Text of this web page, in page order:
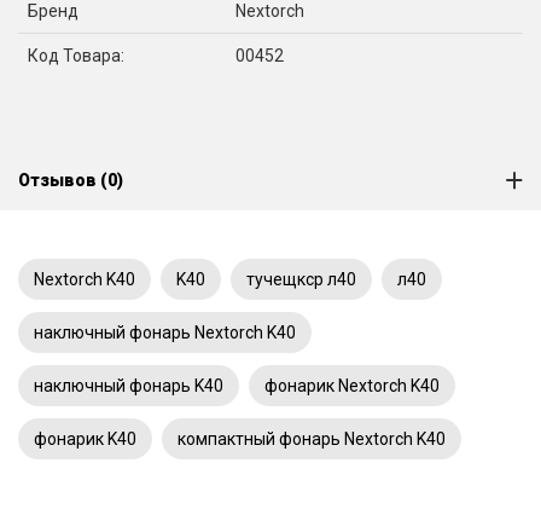
Бренд Nextorch
Код Товара: 00452
Отзывов (0)
Nextorch K40 K40 тучещкср л40 л40
наключный фонарь Nextorch K40
наключный фонарь K40 фонарик Nextorch K40
фонарик K40 компактный фонарь Nextorch K40